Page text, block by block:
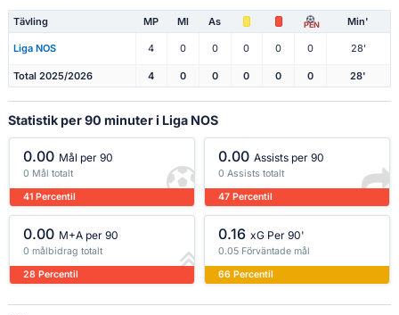
Tävling MP Ml As PEN Min'
Liga NOS 4 0 0 0 0 0 28'
Total 2025/2026 4 0 0 0 0 0 28'
Statistik per 90 minuter i Liga NOS
0.00 Mål per 90
0 Mål totalt
41 Percentil
0.00 Assists per 90
0 Assists totalt
47 Percentil
0.00 M+A per 90
0 målbidrag totalt
28 Percentil
0.16 xG Per 90'
0.05 Förväntade mål
66 Percentil